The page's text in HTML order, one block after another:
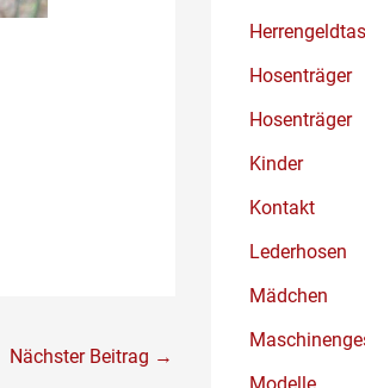
Nächster Beitrag →
Hosenträger
Hosenträger
Kinder
Kontakt
Lederhosen
Mädchen